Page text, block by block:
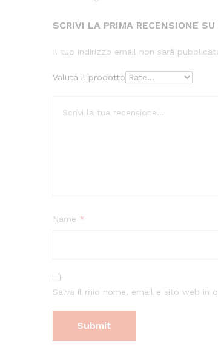
SCRIVI LA PRIMA RECENSIONE
Il tuo indirizzo email non sarà
Valuta il prodotto
Name *
Salva il mio nome, email e sito web in